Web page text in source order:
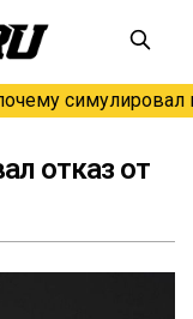
симулировал
отказ от